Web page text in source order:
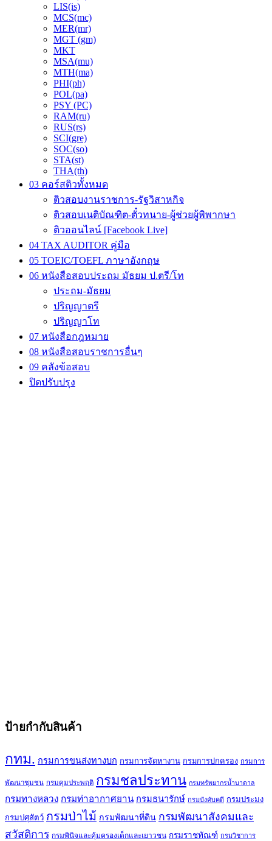
LIS(is)
MCS(mc)
MER(mr)
MGT (gm)
MKT
MSA(mu)
MTH(ma)
PHI(ph)
POL(pa)
PSY (PC)
RAM(ru)
RUS(rs)
SCI(gre)
SOC(so)
STA(st)
THA(th)
03 คอร์สติวทั้งหมด
ติวสอบงานราชการ-รัฐวิสาหกิจ
ติวสอบเนติบัณฑิต-ตั๋วทนาย-ผู้ช่วยผู้พิพากษา
ติวออนไลน์ [Facebook Live]
04 TAX AUDITOR คู่มือ
05 TOEIC/TOEFL ภาษาอังกฤษ
06 หนังสือสอบประถม มัธยม ป.ตรี/โท
ประถม-มัธยม
ปริญญาตรี
ปริญญาโท
07 หนังสือกฎหมาย
08 หนังสือสอบราชการอื่นๆ
09 คลังข้อสอบ
ปิดปรับปรุง
ป้ายกำกับสินค้า
กทม. กรมการขนส่งทางบก กรมการจัดหางาน กรมการปกครอง กรมการ
พัฒนาชุมชน กรมคุมประพฤติ กรมชลประทาน กรมทรัพยากรน้ำบาดาล
กรมทางหลวง กรมท่าอากาศยาน กรมธนารักษ์ กรมบังคับคดี กรมประมง
กรมปศุสัตว์ กรมป่าไม้ กรมพัฒนาที่ดิน กรมพัฒนาสังคมและ
สวัสดิการ กรมพินิจและคุ้มครองเด็กและเยาวชน กรมราชทัณฑ์ กรมวิชาการ